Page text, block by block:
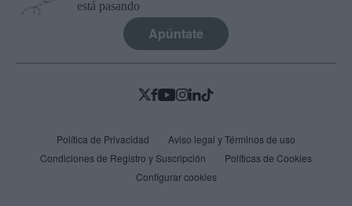
está pasando
Apúntate
Política de Privacidad
Aviso legal y Términos de uso
Condiciones de Registro y Suscripción
Políticas de Cookies
Configurar cookies